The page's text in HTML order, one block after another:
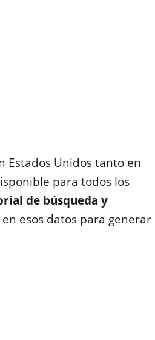
Estados Unidos tanto en
para todos los
de búsqueda y
esos datos para generar